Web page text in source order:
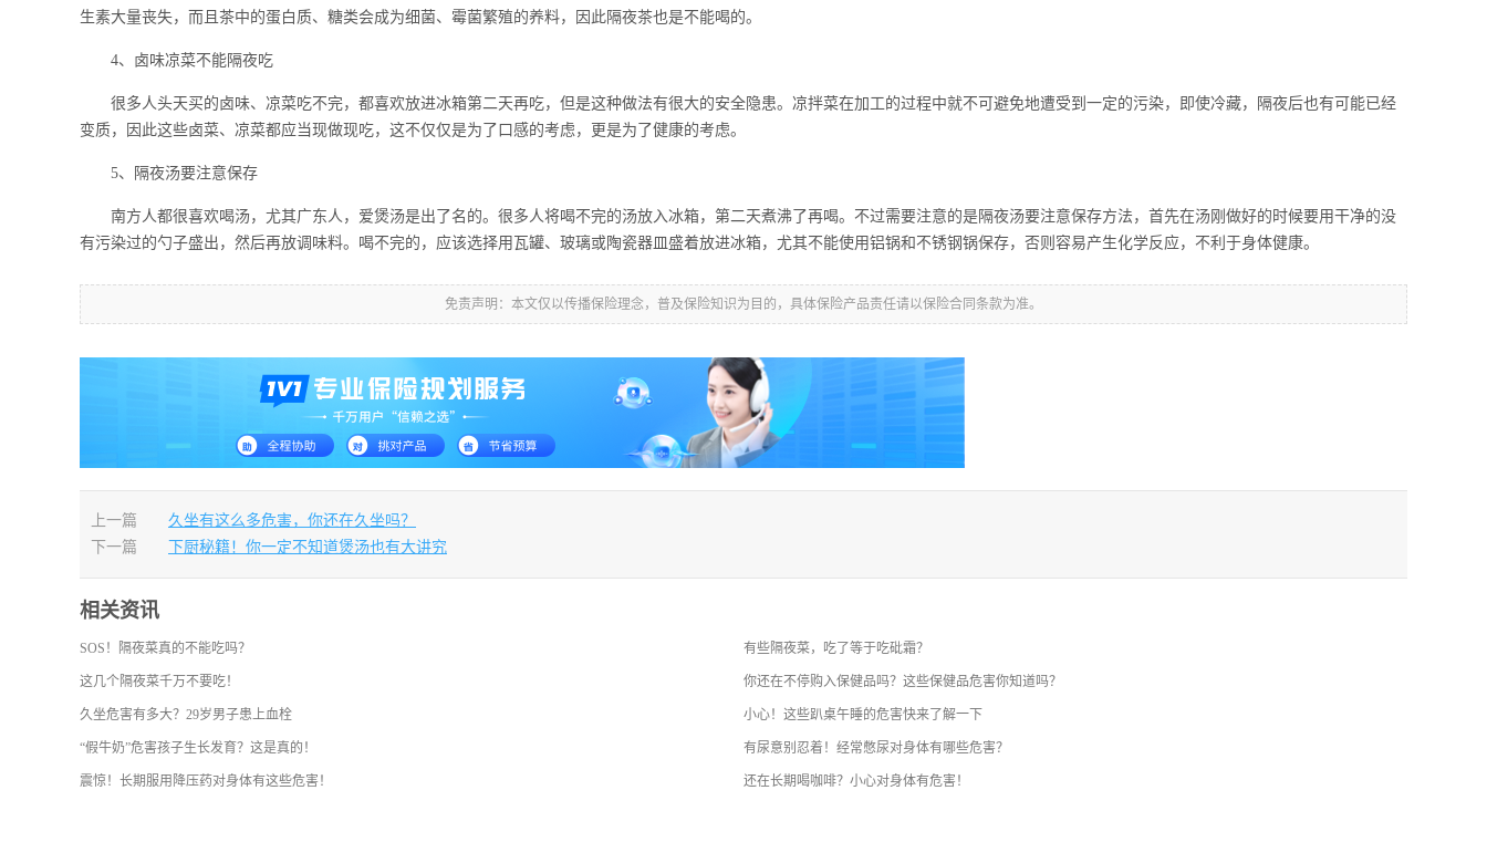
生素大量丧失，而且茶中的蛋白质、糖类会成为细菌、霉菌繁殖的养料，因此隔夜茶也是不能喝的。
4、卤味凉菜不能隔夜吃
很多人头天买的卤味、凉菜吃不完，都喜欢放进冰箱第二天再吃，但是这种做法有很大的安全隐患。凉拌菜在加工的过程中就不可避免地遭受到一定的污染，即使冷藏，隔夜后也有可能已经
变质，因此这些卤菜、凉菜都应当现做现吃，这不仅仅是为了口感的考虑，更是为了健康的考虑。
5、隔夜汤要注意保存
南方人都很喜欢喝汤，尤其广东人，爱煲汤是出了名的。很多人将喝不完的汤放入冰箱，第二天煮沸了再喝。不过需要注意的是隔夜汤要注意保存方法，首先在汤刚做好的时候要用干净的没
有污染过的勺子盛出，然后再放调味料。喝不完的，应该选择用瓦罐、玻璃或陶瓷器皿盛着放进冰箱，尤其不能使用铝锅和不锈钢锅保存，否则容易产生化学反应，不利于身体健康。
免责声明：本文仅以传播保险理念，普及保险知识为目的，具体保险产品责任请以保险合同条款为准。
上一篇
久坐有这么多危害，你还在久坐吗？
下一篇
下厨秘籍！你一定不知道煲汤也有大讲究
相关资讯
SOS！隔夜菜真的不能吃吗？ 有些隔夜菜，吃了等于吃砒霜？
这几个隔夜菜千万不要吃！ 你还在不停购入保健品吗？这些保健品危害你知道吗？
久坐危害有多大？29岁男子患上血栓 小心！这些趴桌午睡的危害快来了解一下
“假牛奶”危害孩子生长发育？这是真的！ 有尿意别忍着！经常憋尿对身体有哪些危害？
震惊！长期服用降压药对身体有这些危害！ 还在长期喝咖啡？小心对身体有危害！